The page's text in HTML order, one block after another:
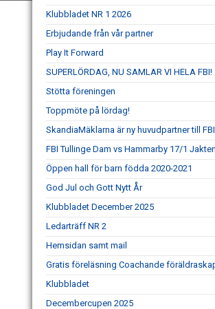
Klubbladet NR 1 2026
Erbjudande från vår partner
Play It Forward
SUPERLÖRDAG, NU SAMLAR VI HELA FBI!
Stötta föreningen
Toppmöte på lördag!
SkandiaMäklarna är ny huvudpartner till
FBI Tullinge Dam vs Hammarby 17/1
Öppen hall för barn födda 2020-2021
God Jul och Gott Nytt År
Klubbladet December 2025
Ledarträff NR 2
Hemsidan samt mail
Gratis föreläsning Coachande
Klubbladet
Decembercupen 2025